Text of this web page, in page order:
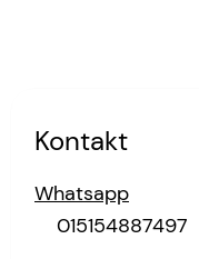
Kontakt
Whatsapp
015154887497